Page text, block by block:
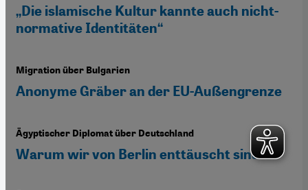
„Die islamische Kultur kannte auch nicht-
normative Identitäten“
Migration über Bulgarien
Anonyme Gräber an der EU-Außengrenze
Ägyptischer Diplomat über Deutschland
Warum wir von Berlin enttäuscht sind